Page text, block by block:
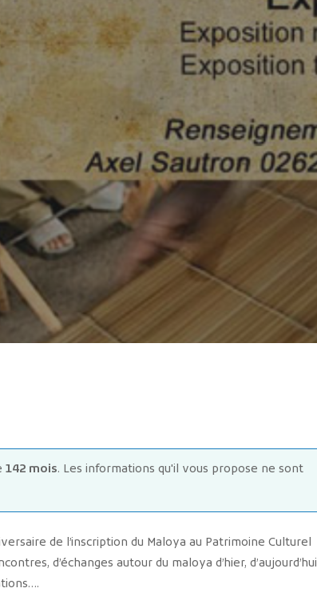
142 mois. Les informations qu'il vous propose ne sont
de l’inscription du Maloya au Patrimoine Culturel
d’échanges autour du maloya d’hier, d’aujourd’hui